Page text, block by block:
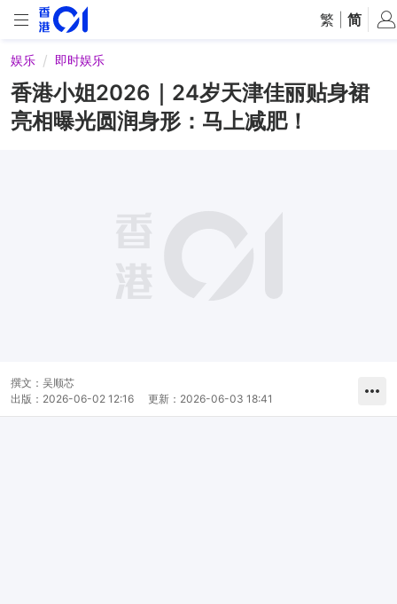
繁 简
娱乐 即时娱乐
香港小姐2026｜24岁天津佳丽贴身裙
亮相曝光圆润身形：马上减肥！
撰文： 吴顺芯
出版： 2026-06-02 12:16 更新： 2026-06-03 18:41